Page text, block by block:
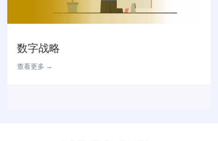
数字战略
查看更多 →